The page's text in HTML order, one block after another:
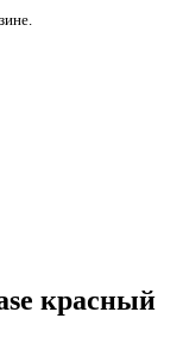
красный